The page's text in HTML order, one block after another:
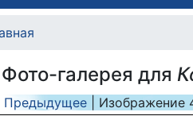
Фото-галерея для
Предыдущее| Изображение